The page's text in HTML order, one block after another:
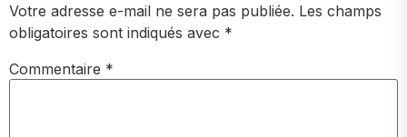
Votre adresse e-mail ne sera pas publiée. Les champs
obligatoires sont indiqués avec *
Commentaire *